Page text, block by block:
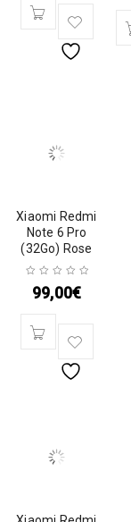
Xiaomi Redmi
Note 6 Pro
(32Go) Rose
99,00€